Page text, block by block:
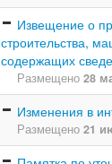
Извещение о
строительства,
содержащих
Размещено 28
Изменения в
Размещено 21